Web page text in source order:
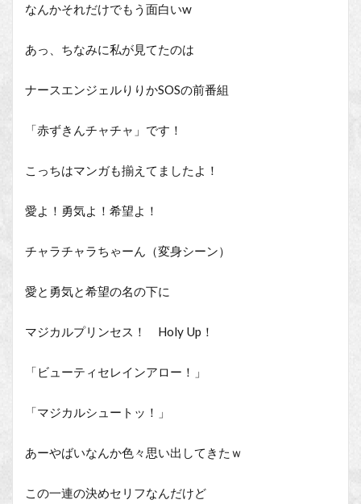
なんかそれだけでもう面白いw
あっ、ちなみに私が見てたのは
ナースエンジェルりりかSOSの前番組
「赤ずきんチャチャ」です！
こっちはマンガも揃えてましたよ！
愛よ！勇気よ！希望よ！
チャラチャラちゃーん（変身シーン）
愛と勇気と希望の名の下に
マジカルプリンセス！ Holy Up！
「ビューティセレインアロー！」
「マジカルシュートッ！」
あーやばいなんか色々思い出してきたｗ
この一連の決めセリフなんだけど